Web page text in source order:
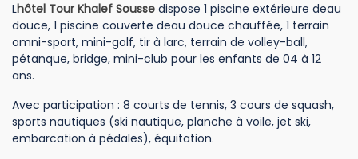
Lhôtel Tour Khalef Sousse dispose 1 piscine extérieure deau
douce, 1 piscine couverte deau douce chauffée, 1 terrain
omni-sport, mini-golf, tir à larc, terrain de volley-ball,
pétanque, bridge, mini-club pour les enfants de 04 à 12
ans.
Avec participation : 8 courts de tennis, 3 cours de squash,
sports nautiques (ski nautique, planche à voile, jet ski,
embarcation à pédales), équitation.